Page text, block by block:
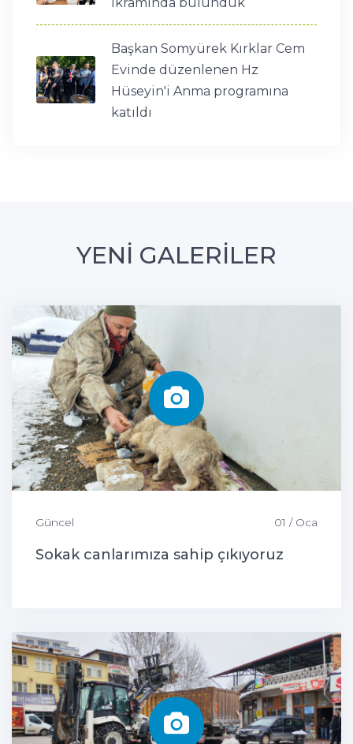
Başkan Somyürek Kırklar Cem
Evinde düzenlenen Hz
Hüseyin'i Anma programına
katıldı
YENİ GALERİLER
Güncel 01 / Oca
Sokak canlarımıza sahip çıkıyoruz